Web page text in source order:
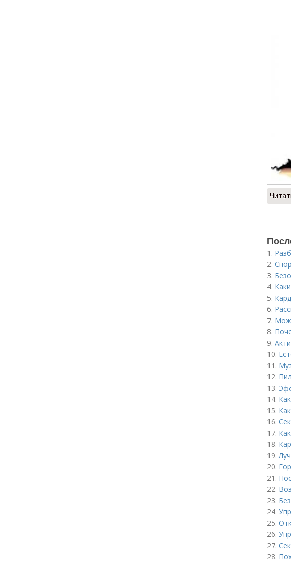
1.
2.
3.
4.
5.
6.
7.
8.
9.
10.
11.
12.
13.
14.
15.
16.
17.
18.
19.
20.
21.
22.
23.
24.
25.
26.
27.
28.